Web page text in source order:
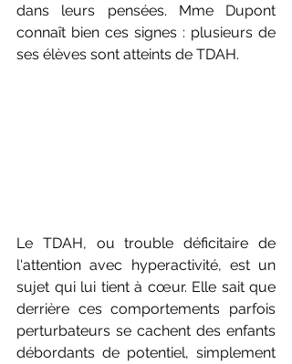
dans leurs pensées. Mme Dupont
connaît bien ces signes : plusieurs de
ses élèves sont atteints de TDAH.
Le TDAH, ou trouble déficitaire de
l'attention avec hyperactivité, est un
sujet qui lui tient à cœur. Elle sait que
derrière ces comportements parfois
perturbateurs se cachent des enfants
débordants de potentiel, simplement